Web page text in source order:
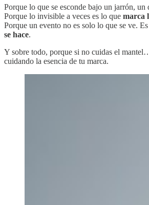
Porque lo que se esconde bajo un jarrón, un
Porque lo invisible a veces es lo que marca
Porque un evento no es solo lo que se ve. Es
se hace.
Y sobre todo, porque si no cuidas el
cuidando la esencia de tu marca.